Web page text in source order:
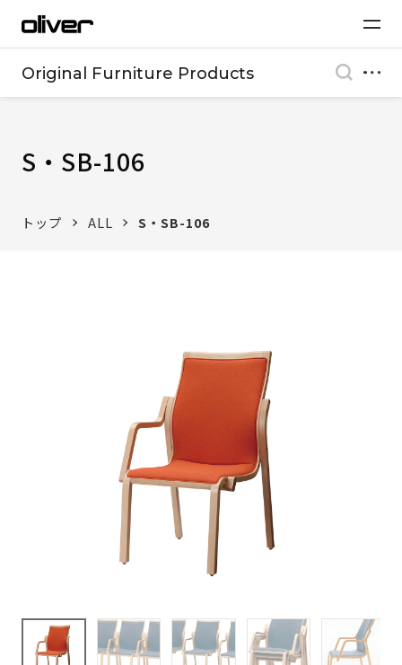
Original Furniture Products
S・SB-106
トップ ALL S・SB-106